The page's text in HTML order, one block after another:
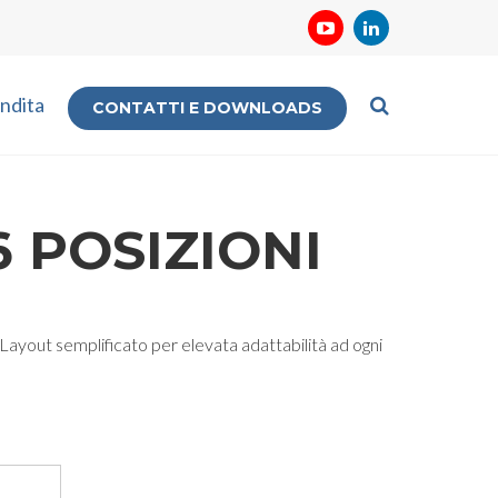
CONTATTI E DOWNLOADS
POSIZIONI
semplificato per elevata adattabilità ad ogni